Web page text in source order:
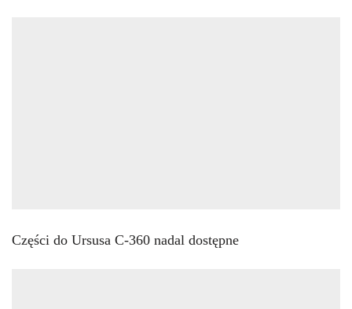
Części do Ursusa C-360 nadal dostępne